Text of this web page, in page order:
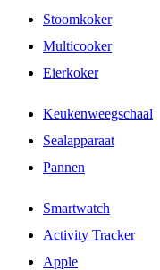
Stoomkoker
Multicooker
Eierkoker
Keukenweegschaal
Sealapparaat
Pannen
Smartwatch
Activity Tracker
Apple